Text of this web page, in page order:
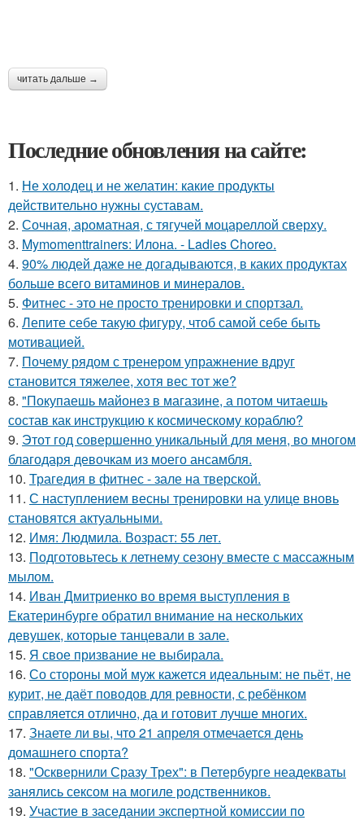
читать дальше →
Последние обновления на сайте:
1. Не холодец и не желатин: какие продукты
действительно нужны суставам.
2. Сочная, ароматная, с тягучей моцареллой сверху.
3. Mymomenttrainers: Илона. - Ladies Choreo.
4. 90% людей даже не догадываются, в каких продуктах
больше всего витаминов и минералов.
5. Фитнес - это не просто тренировки и спортзал.
6. Лепите себе такую фигуру, чтоб самой себе быть
мотивацией.
7. Почему рядом с тренером упражнение вдруг
становится тяжелее, хотя вес тот же?
8. "Покупаешь майонез в магазине, а потом читаешь
состав как инструкцию к космическому кораблю?
9. Этот год совершенно уникальный для меня, во многом
благодаря девочкам из моего ансамбля.
10. Трагедия в фитнес - зале на тверской.
11. С наступлением весны тренировки на улице вновь
становятся актуальными.
12. Имя: Людмила. Возраст: 55 лет.
13. Подготовьтесь к летнему сезону вместе с массажным
мылом.
14. Иван Дмитриенко во время выступления в
Екатеринбурге обратил внимание на нескольких
девушек, которые танцевали в зале.
15. Я свое призвание не выбирала.
16. Со стороны мой муж кажется идеальным: не пьёт, не
курит, не даёт поводов для ревности, с ребёнком
справляется отлично, да и готовит лучше многих.
17. Знаете ли вы, что 21 апреля отмечается день
домашнего спорта?
18. "Осквернили Сразу Трех": в Петербурге неадекваты
занялись сексом на могиле родственников.
19. Участие в заседании экспертной комиссии по